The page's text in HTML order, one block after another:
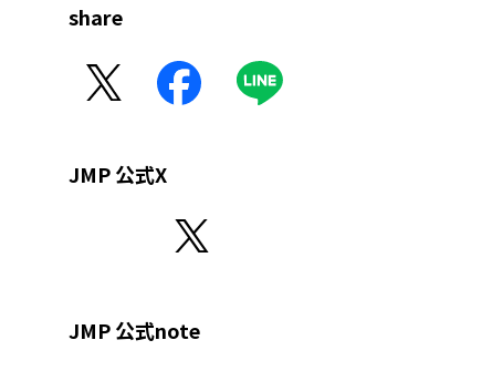
share
JMP 公式X
JMP 公式note